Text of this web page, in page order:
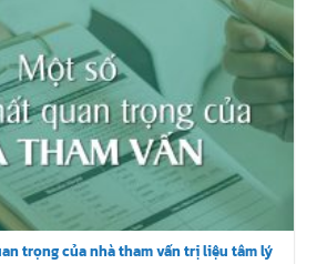
trọng của nhà tham vấn trị liệu tâm lý